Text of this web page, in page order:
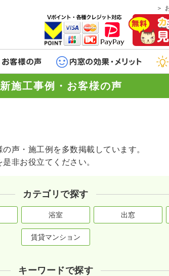
施工事例・お客様の声
声・施工例を多数掲載しています。
非お役立てください。
カテゴリで探す
浴室 出窓
賃貸マンション
キーワードで探す